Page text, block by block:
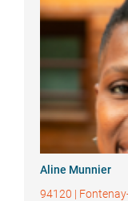
Aline Munnier
94120 |